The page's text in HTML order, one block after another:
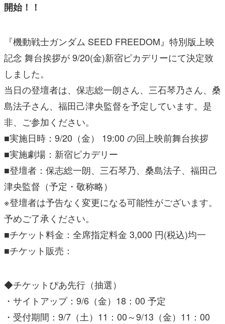
開始！！
『機動戦士ガンダム SEED FREEDOM』特別版上映
記念 舞台挨拶が 9/20(金)新宿ピカデリーにて決定致
しました。
当日の登壇者は、保志総一朗さん、三石琴乃さん、桑
島法子さん、福田己津央監督を予定しています。是
非、ご参加ください。
■実施日時：9/20（金） 19:00 の回上映前舞台挨拶
■実施劇場：新宿ピカデリー
■登壇者：保志総一朗、三石琴乃、桑島法子、福田己
津央監督（予定・敬称略）
※登壇者は予告なく変更になる可能性がございます。
予めご了承ください。
■チケット料金：全席指定料金 3,000 円(税込)均一
■チケット販売：
◆チケットぴあ先行（抽選）
・サイトアップ：9/6（金）18：00 予定
・受付期間：9/7（土）11：00～9/13（金）11：00